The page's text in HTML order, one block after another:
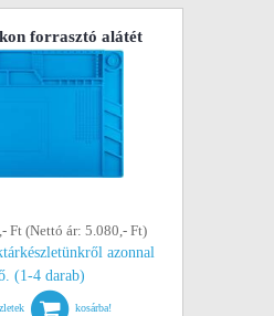
forrasztó alátét
Ft (Nettó ár: 5.080,- Ft)
azonnal
(1-4 darab)
kosárba!